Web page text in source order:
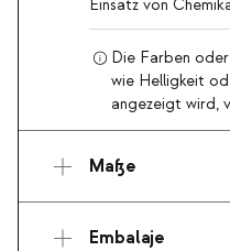
Einsatz von
Die Farben
wie Helligkeit
angezeigt wird,
Maße
Embalaje